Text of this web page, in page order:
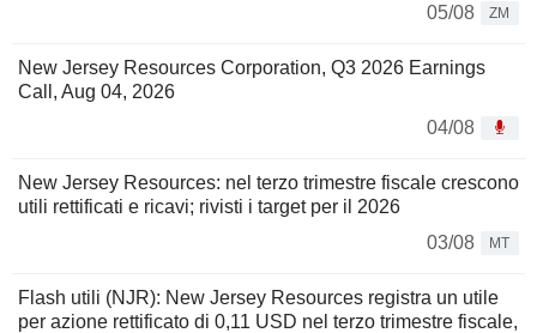
05/08
ZM
New Jersey Resources Corporation, Q3 2026 Earnings
Call, Aug 04, 2026
04/08
New Jersey Resources: nel terzo trimestre fiscale crescono
utili rettificati e ricavi; rivisti i target per il 2026
03/08
MT
Flash utili (NJR): New Jersey Resources registra un utile
per azione rettificato di 0,11 USD nel terzo trimestre fiscale,